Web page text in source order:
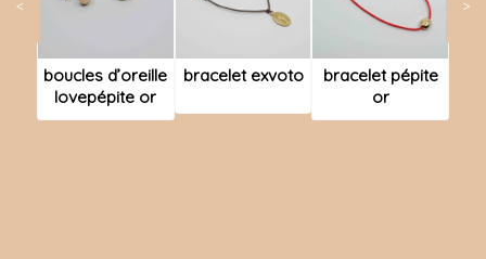
< >
boucles d’oreille
lovepépite or
bracelet exvoto
bracelet pépite
or